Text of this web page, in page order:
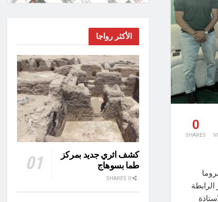
0
SHARES
الأكثر رواجا
كشف اثري جديد بمركز
طما بسوهاج